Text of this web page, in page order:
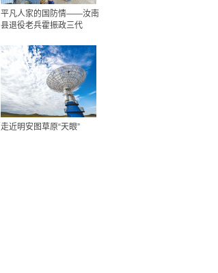
平凡人家的国防情——汝南
县退役老兵霍振政三代
走近明安图草原“天眼”